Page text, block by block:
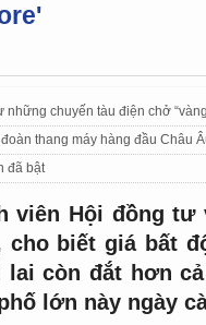
chuyến tàu điện chở
thang máy hàng đầu Châu
đã bật
viên Hội đồng
biết giá bất
lai còn đắt hơn
lớn này ngày